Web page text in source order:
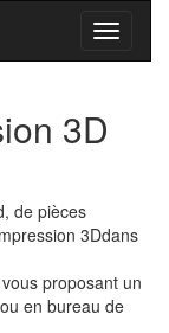
Toggle
3D
de pièces
3Ddans
proposant un
en bureau de